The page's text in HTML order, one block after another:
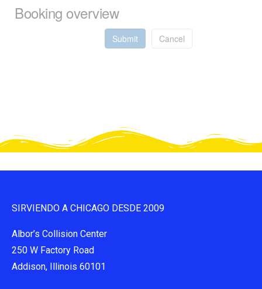
Booking overview
Submit Cancel
SIRVIENDO A CHICAGO DESDE 2009
Albor’s Collision Center
250 W Factory Road
Addison, Illinois 60101